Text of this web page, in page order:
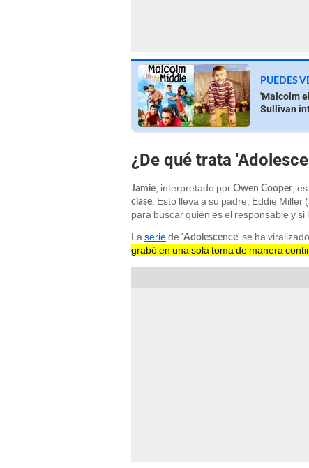
PUEDES
'Malcolm
Sullivan
¿De qué trata
Jamie, interpretado por Owen Cooper,
clase. Esto lleva a su padre, Eddie Miller (
para buscar quién es el responsable y
Laseriede 'Adolescence' se ha
grabó en una sola toma de manera